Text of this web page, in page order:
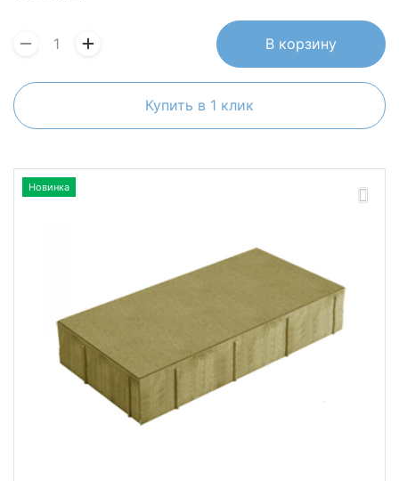
В корзину
Купить в 1 клик
Новинка